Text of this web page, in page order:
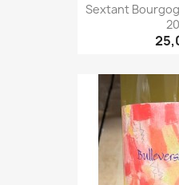
Sextant